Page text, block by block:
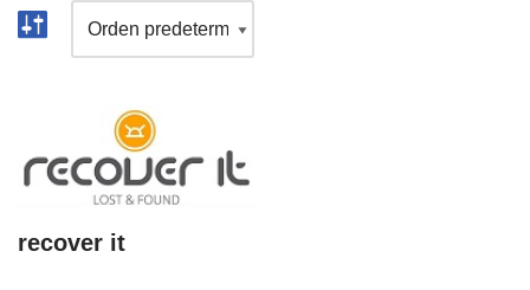
recover it